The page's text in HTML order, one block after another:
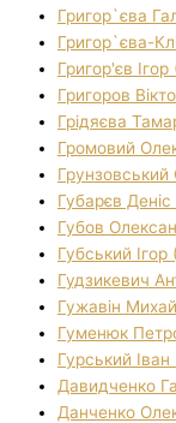
Григор`єва
Григор`єва-
Григор'єв
Григоров
Грідяєва
Громовий
Грунзовський
Губарєв
Губов
Губський
Гудзикевич
Гужавін
Гуменюк
Гурський
Давидченко
Данченко